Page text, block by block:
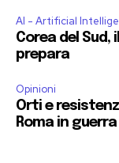
AI - Artificial
Corea del
prepara
Opinioni
Orti e
Roma in guerra